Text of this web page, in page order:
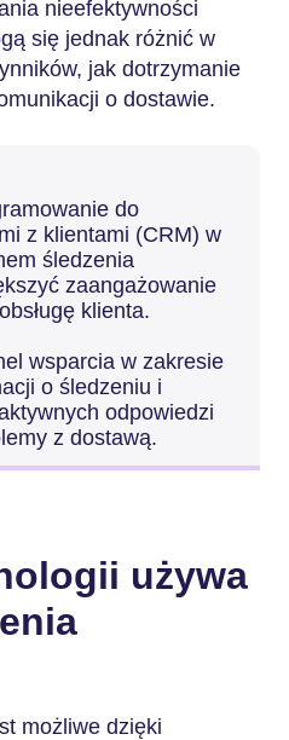
nieefektywności
się jednak różnić w
jak dotrzymanie
o dostawie.
do
z klientami (CRM) w
śledzenia
zaangażowanie
klienta.
wsparcia w zakresie
o śledzeniu i
odpowiedzi
z dostawą.
używa
możliwe dzięki